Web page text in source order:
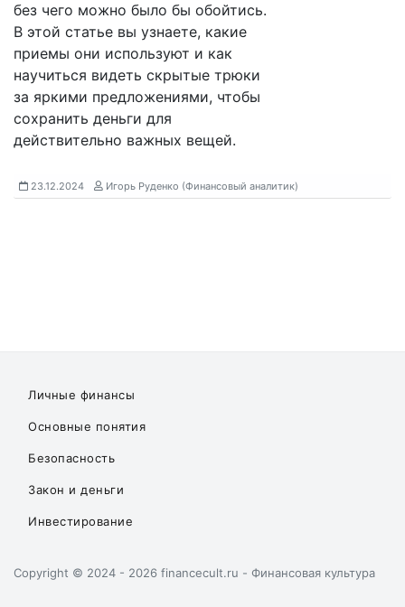
без чего можно было бы обойтись.
В этой статье вы узнаете, какие
приемы они используют и как
научиться видеть скрытые трюки
за яркими предложениями, чтобы
сохранить деньги для
действительно важных вещей.
23.12.2024 Игорь Руденко (Финансовый аналитик)
Личные финансы
Основные понятия
Безопасность
Закон и деньги
Инвестирование
Copyright © 2024 - 2026 financecult.ru - Финансовая культура